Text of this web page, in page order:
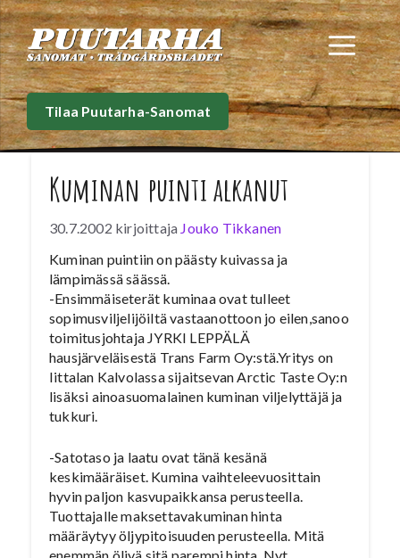
Siirry
sisältöön
Tilaa Puutarha-Sanomat
Kuminan puinti alkanut
30.7.2002 kirjoittaja Jouko Tikkanen
Kuminan puintiin on päästy kuivassa ja
lämpimässä säässä.
-Ensimmäiseterät kuminaa ovat tulleet
sopimusviljelijöiltä vastaanottoon jo eilen,sanoo
toimitusjohtaja JYRKI LEPPÄLÄ
hausjärveläisestä Trans Farm Oy:stä.Yritys on
Iittalan Kalvolassa sijaitsevan Arctic Taste Oy:n
lisäksi ainoasuomalainen kuminan viljelyttäjä ja
tukkuri.
-Satotaso ja laatu ovat tänä kesänä
keskimääräiset. Kumina vaihteleevuosittain
hyvin paljon kasvupaikkansa perusteella.
Tuottajalle maksettavakuminan hinta
määräytyy öljypitoisuuden perusteella. Mitä